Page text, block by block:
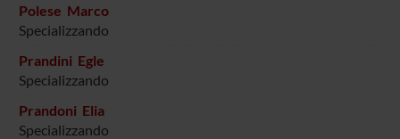
Polese Marco
Specializzando
Prandini Egle
Specializzando
Prandoni Elia
Specializzando